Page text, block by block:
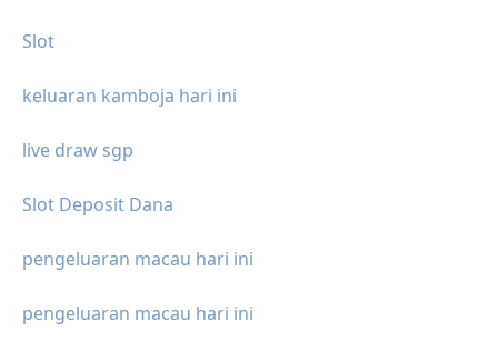
Slot
keluaran kamboja hari ini
live draw sgp
Slot Deposit Dana
pengeluaran macau hari ini
pengeluaran macau hari ini